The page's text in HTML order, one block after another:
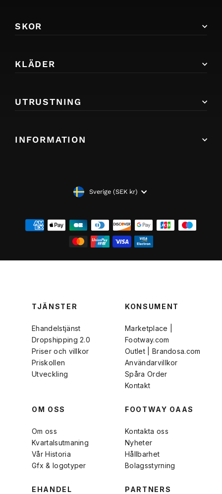
SKOR
KLÄDER
UTRUSTNING
INFORMATION
VALUTASverige (SEK kr)
TJÄNSTER
Ehandelstjänst
Dropshipping 2.0
Priser och villkor
Priskollen
Utveckling
KONSUMENT
Marketplace |
Footway.com
Outlet | Brandosa.com
Användarvillkor
Spåra Order
Kontakt
OM OSS
Om oss
Kvartalsutmaning
Vår Historia
Gfx & logotyper
FOOTWAY OAAS
Kontakta oss
Nyheter
Hållbarhet
Bolagsstyrning
EHANDEL PARTNERS